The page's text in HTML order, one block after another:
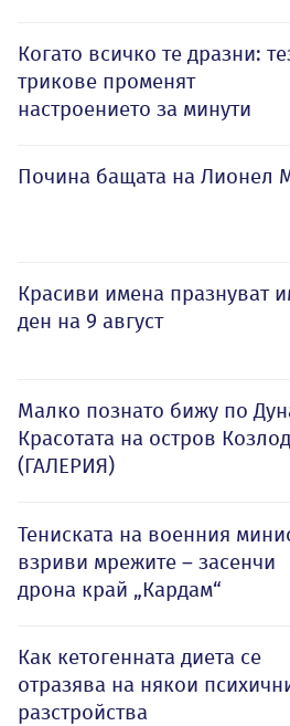
Когато всичко те дразни:
трикове променят
настроението за минути
Почина бащата на Лионел
Красиви имена празнуват
ден на 9 август
Малко познато бижу по
Красотата на остров
(ГАЛЕРИЯ)
Тениската на военния
взриви мрежите – засенчи
дрона край „Кардам“
Как кетогенната диета се
отразява на някои
разстройства